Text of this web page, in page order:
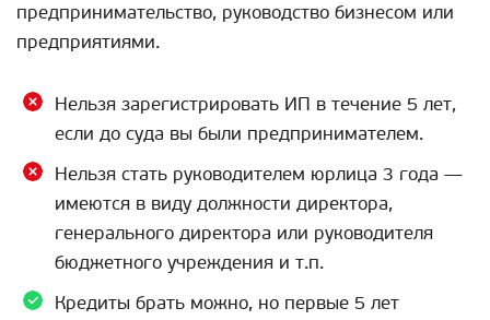
предпринимательство, руководство бизнесом или
предприятиями.
Нельзя зарегистрировать ИП в течение 5 лет,
если до суда вы были предпринимателем.
Нельзя стать руководителем юрлица 3 года —
имеются в виду должности директора,
генерального директора или руководителя
бюджетного учреждения и т.п.
Кредиты брать можно, но первые 5 лет